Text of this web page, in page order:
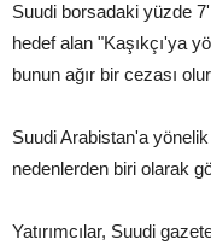
Suudi borsadaki yüzde
hedef alan "Kaşıkçı'ya
bunun ağır bir cezası
Suudi Arabistan'a
nedenlerden biri olarak
Yatırımcılar, Suudi